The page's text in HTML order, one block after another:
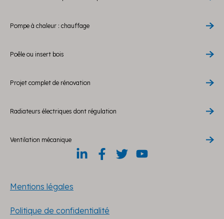
Pompe à chaleur : chauffage
Poêle ou insert bois
Projet complet de rénovation
Radiateurs électriques dont régulation
Ventilation mécanique
Mentions légales
Politique de confidentialité